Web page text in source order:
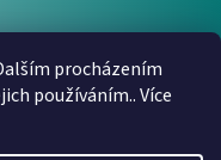
procházením
používáním.. Více